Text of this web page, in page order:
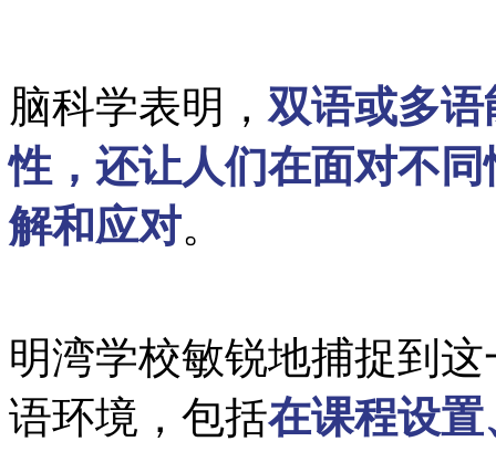
脑科学表明， 双语或多
性，还让人们在面对不
解和应对。
明湾学校敏锐地捕捉到
语环境，包括在课程设